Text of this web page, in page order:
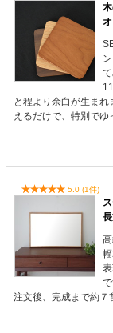
と程より余白が生ま
えるだけで、特別でゆ
5.0 (1件)
注文後、完成まで約７